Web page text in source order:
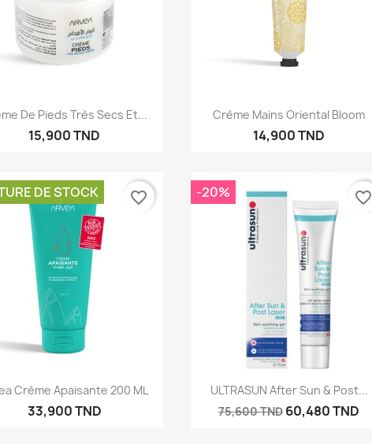
Aperçu rapide
De Pieds Très Secs Et...
15,900 TND
Aperçu rapide
Crème Mains Oriental Bloom
14,900 TND
Aperçu rapide
Crème Apaisante 200 ML
33,900 TND
DE STOCK favorite_border
 Aperçu rapide
ULTRASUN After Sun & Post...
75,600 TND 60,480 TND
-20% favorite_border
une liste d'envies
de la liste d'envies